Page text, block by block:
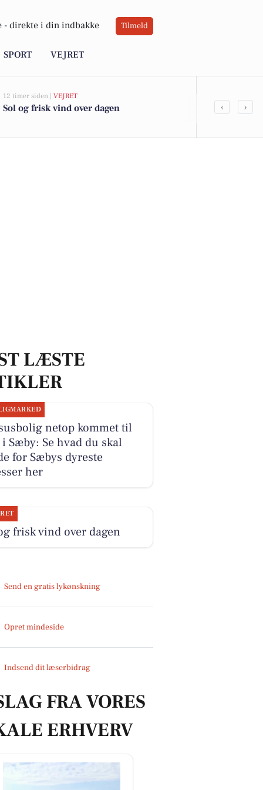
- direkte i din indbakke Tilmeld
SPORT VEJRET
12 timer siden | VEJRET
Sol og frisk vind over dagen Ildløs i
‹ ›
LÆSTE
netop kommet til
Sæby: Se hvad du skal
for Sæbys dyreste
her
frisk vind over dagen
Send en gratis lykønskning
Opret mindeside
Indsend dit læserbidrag
FRA VORES
ERHVERV